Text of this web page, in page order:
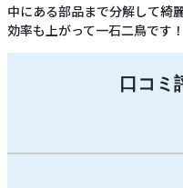
中にある部品まで分解して綺
効率も上がって一石二鳥です！